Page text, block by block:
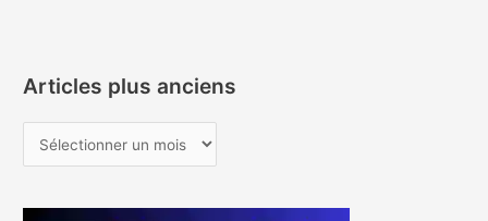
Articles plus anciens